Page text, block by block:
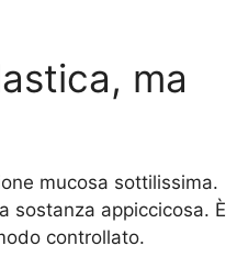
ma
mucosa sottilissima.
sostanza appiccicosa. È
controllato.